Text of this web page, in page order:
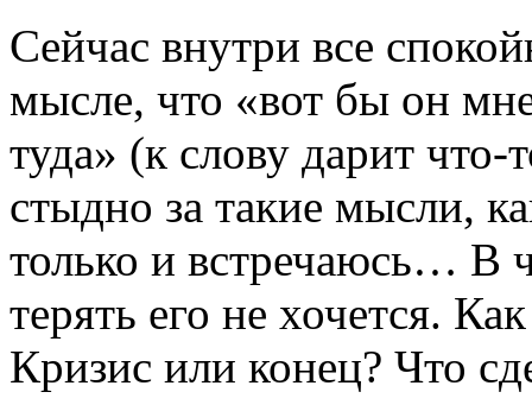
Сейчас внутри все
мысле, что «вот бы он
туда» (к слову дарит
стыдно за такие мысли,
только и встречаюсь… В
терять его не хочется.
Кризис или конец? Что